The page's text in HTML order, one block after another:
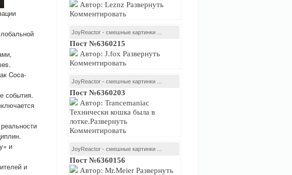
Автор: Leznz Развернуть
Комментировать
JoyReactor - смешные картинки ...
Пост №6360215
Автор: J.fox Развернуть
Комментировать
JoyReactor - смешные картинки ...
Пост №6360203
Автор: Trancemaniac
Технически кошка была в
лотке.Развернуть
Комментировать
JoyReactor - смешные картинки ...
Пост №6360156
Автор: Mr.Meier Развернуть
Coca-
события.
и
и